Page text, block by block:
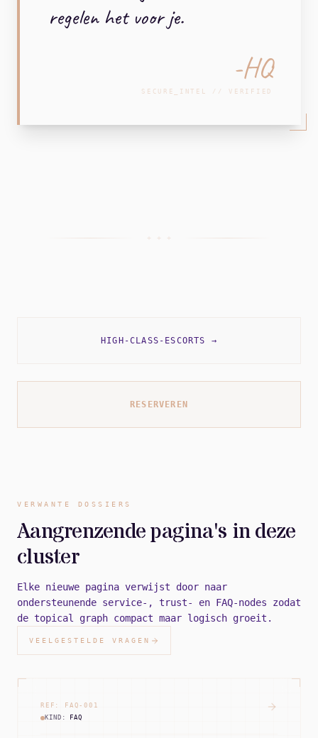
regelen het voor je.
-HQ
SECURE_INTEL // VERIFIED
+ + +
HIGH-CLASS-ESCORTS →
RESERVEREN
VERWANTE DOSSIERS
Aangrenzende pagina's in deze
cluster
Elke nieuwe pagina verwijst door naar
ondersteunende service-, trust- en FAQ-nodes zodat
de topical graph compact maar logisch groeit.
VEELGESTELDE VRAGEN
REF: FAQ -001
KIND:
FAQ